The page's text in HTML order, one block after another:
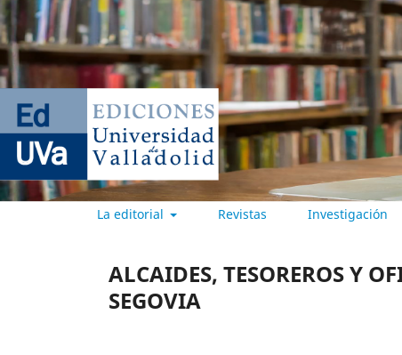
La editorial Revistas Investigación
ALCAIDES, TESOREROS Y
SEGOVIA